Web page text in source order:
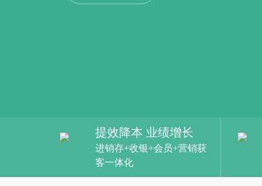
提效降本 业绩增长
进销存+收银+会员+营销获
客一体化